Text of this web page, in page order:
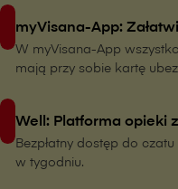
myVisana-App:
W myVisana-App
mają przy sobie kartę
Well: Platforma opieki
Bezpłatny dostęp do
w tygodniu.